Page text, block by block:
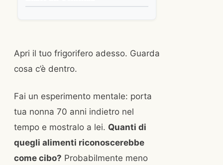
Apri il tuo frigorifero adesso. Guarda
cosa c’è dentro.
Fai un esperimento mentale: porta
tua nonna 70 anni indietro nel
tempo e mostralo a lei. Quanti di
quegli alimenti riconoscerebbe
come cibo? Probabilmente meno